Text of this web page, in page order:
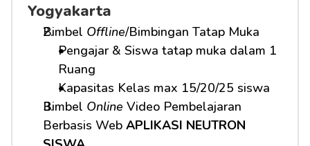
Yogyakarta
Bimbel Offline/Bimbingan Tatap Muka
Pengajar & Siswa tatap muka dalam 1
Ruang
Kapasitas Kelas max 15/20/25 siswa
Bimbel Online Video Pembelajaran
Berbasis Web APLIKASI NEUTRON